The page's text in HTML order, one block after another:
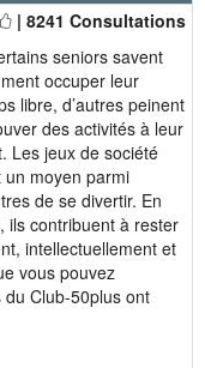
| 8241 Consultations
seniors savent
occuper leur
libre, d’autres peinent
des activités à leur
Les jeux de société
un moyen parmi
de se divertir. En
ils contribuent à rester
intellectuellement et
vous pouvez
Club-50plus ont